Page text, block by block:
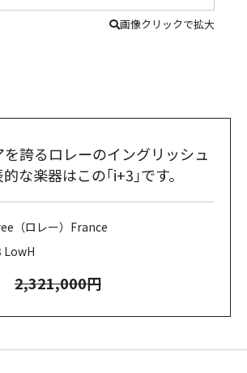
画像クリックで拡大
誇るロレーのイングリッシュ
な楽器はこの｢i+3｣です。
（ロレー）France
LowH
2,321,000円